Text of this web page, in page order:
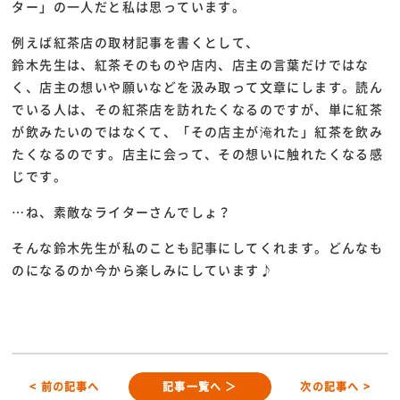
ター」の一人だと私は思っています。
例えば紅茶店の取材記事を書くとして、
鈴木先生は、紅茶そのものや店内、店主の言葉だけではな
く、店主の想いや願いなどを汲み取って文章にします。読ん
でいる人は、その紅茶店を訪れたくなるのですが、単に紅茶
が飲みたいのではなくて、「その店主が淹れた」紅茶を飲み
たくなるのです。店主に会って、その想いに触れたくなる感
じです。
…ね、素敵なライターさんでしょ？
そんな鈴木先生が私のことも記事にしてくれます。どんなも
のになるのか今から楽しみにしています♪
< 前の記事へ 記事一覧へ ＞ 次の記事へ >